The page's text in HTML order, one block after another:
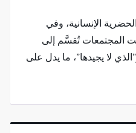
الإنسانية، وفي
المجتمعات تُقسَّم إلى
لا يجيدها”، ما يدل على